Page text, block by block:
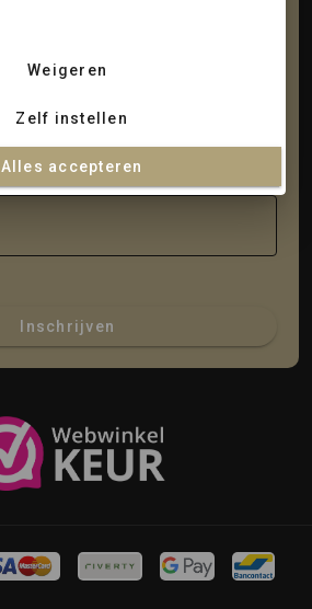
Inschrijven
Weigeren
Zelf instellen
Alles accepteren